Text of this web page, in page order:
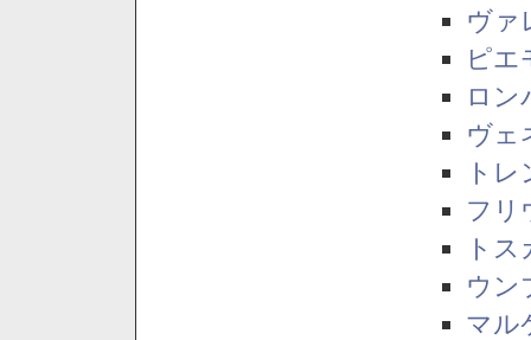
ヴァ
ピエ
ロン
ヴェ
ト
フリ
ト
ウン
マル